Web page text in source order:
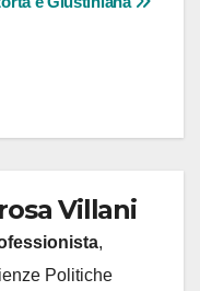
Villani
,
Politiche